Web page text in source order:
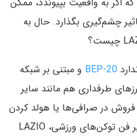
چشم‌گیری بگذارد. حال به
BEP-20 و مبتنی بر شبکه
طرفداری هم مانند سایر
فروش در صرافی‌ها یا هولد کردن
در کیف پول را دارند. همانند سایر فن توکن‌های ورزشی، LAZIO